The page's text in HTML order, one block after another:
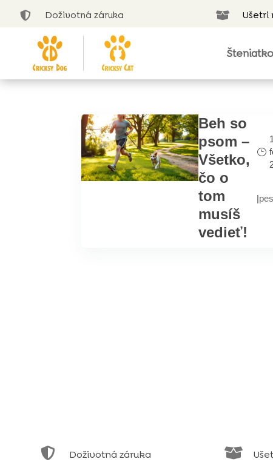
 Doživotná záruka  Ušetri
Šteniatko
Beh so
psom –
Všetko,
čo o
tom
musíš
vedieť!
|pes
 Doživotná záruka 